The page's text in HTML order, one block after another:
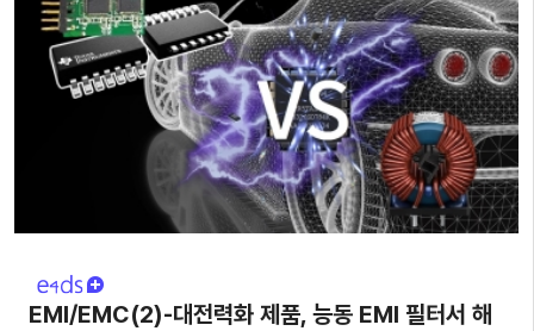
EMI/EMC(2)-대전력화 제품, 능동 EMI 필터서 해